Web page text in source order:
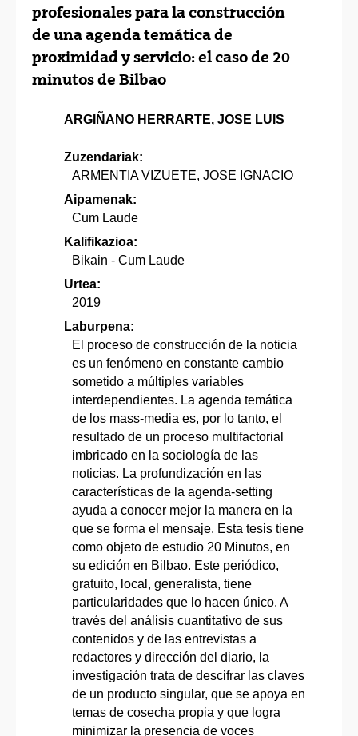
profesionales para la construcción
de una agenda temática de
proximidad y servicio: el caso de 20
minutos de Bilbao
ARGIÑANO HERRARTE, JOSE LUIS
Zuzendariak:
ARMENTIA VIZUETE, JOSE IGNACIO
Aipamenak:
Cum Laude
Kalifikazioa:
Bikain - Cum Laude
Urtea:
2019
Laburpena:
El proceso de construcción de la noticia
es un fenómeno en constante cambio
sometido a múltiples variables
interdependientes. La agenda temática
de los mass-media es, por lo tanto, el
resultado de un proceso multifactorial
imbricado en la sociología de las
noticias. La profundización en las
características de la agenda-setting
ayuda a conocer mejor la manera en la
que se forma el mensaje. Esta tesis tiene
como objeto de estudio 20 Minutos, en
su edición en Bilbao. Este periódico,
gratuito, local, generalista, tiene
particularidades que lo hacen único. A
través del análisis cuantitativo de sus
contenidos y de las entrevistas a
redactores y dirección del diario, la
investigación trata de descifrar las claves
de un producto singular, que se apoya en
temas de cosecha propia y que logra
minimizar la presencia de voces